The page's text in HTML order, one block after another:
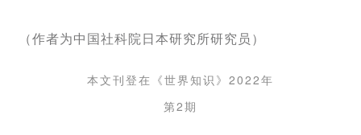
（作者为中国社科院日本研究所研究员）
本文刊登在《世界知识》2022年
第2期